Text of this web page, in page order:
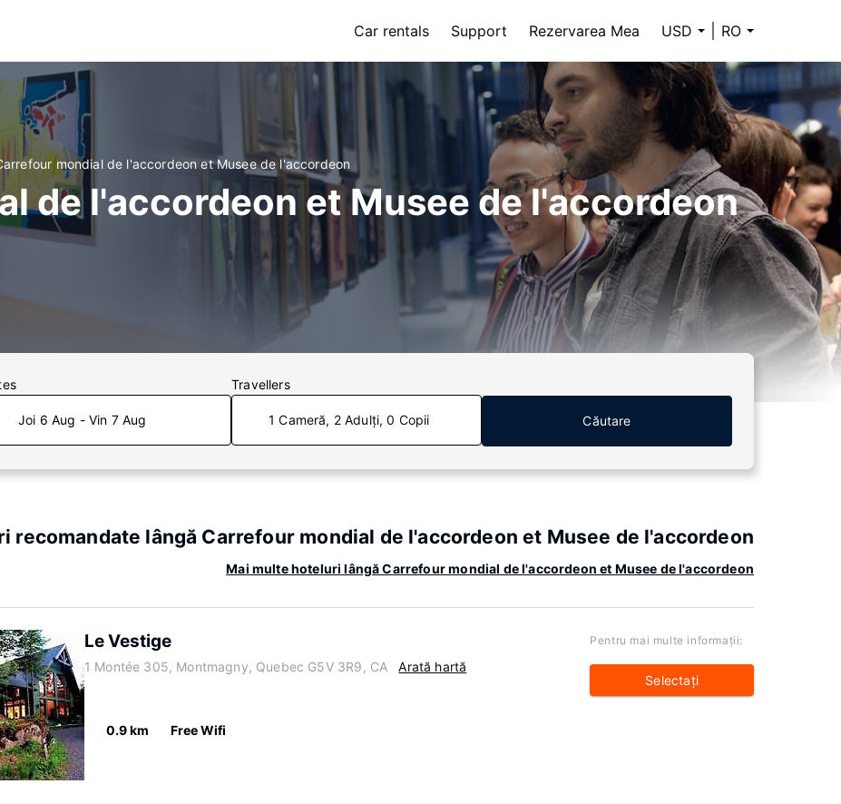
Car rentals Support Rezervarea Mea USD RO
mondial de l'accordeon et Musee de l'accordeon
de l'accordeon et Musee de l'accordeon
Joi 6 Aug - Vin 7 Aug
Travellers
1 Cameră, 2 Adulți, 0 Copii Căutare
recomandate lângă Carrefour mondial de l'accordeon et Musee de l'accordeon
Mai multe hoteluri lângă Carrefour mondial de l'accordeon et Musee de l'accordeon
Le Vestige
1 Montée 305, Montmagny, Quebec G5V 3R9, CA Arată hartă
0.9 km Free Wifi
Pentru mai multe informaţii:
Selectaţi